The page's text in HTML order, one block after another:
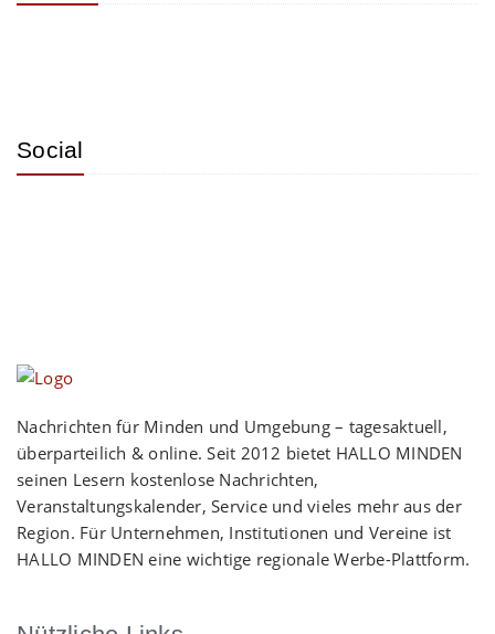
Social
Nachrichten für Minden und Umgebung – tagesaktuell,
überparteilich & online. Seit 2012 bietet HALLO MINDEN
seinen Lesern kostenlose Nachrichten,
Veranstaltungskalender, Service und vieles mehr aus der
Region. Für Unternehmen, Institutionen und Vereine ist
HALLO MINDEN eine wichtige regionale Werbe-Plattform.